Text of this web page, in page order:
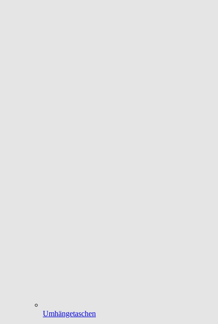
Umhängetaschen